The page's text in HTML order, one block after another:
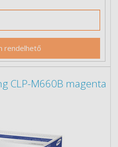
rendelhető
CLP-M660B magenta